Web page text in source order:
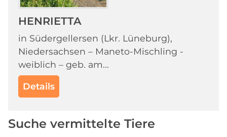
HENRIETTA
in Südergellersen (Lkr. Lüneburg),
Niedersachsen – Maneto-Mischling -
weiblich – geb. am...
Details
Suche vermittelte Tiere